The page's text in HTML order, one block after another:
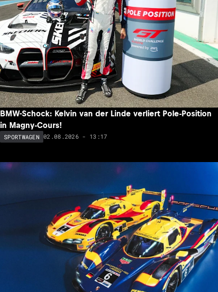
BMW-Schock: Kelvin van der Linde verliert Pole-Position
in Magny-Cours!
SPORTWAGEN 02.08.2026 - 13:17